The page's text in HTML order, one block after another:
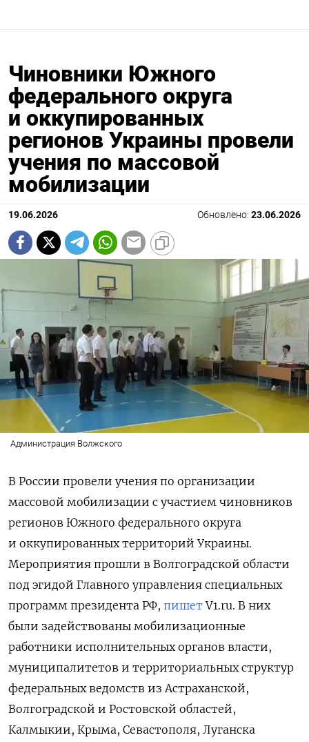
Чиновники Южного
федерального округа
и оккупированных
регионов Украины провели
учения по массовой
мобилизации
19.06.2026 Обновлено: 23.06.2026
Администрация Волжского
В России провели учения по организации
массовой мобилизации с участием чиновников
регионов Южного федерального округа
и оккупированных территорий Украины.
Мероприятия прошли в Волгоградской области
под эгидой Главного управления специальных
программ президента РФ, пишетV1.ru. В них
были задействованы мобилизационные
работники исполнительных органов власти,
муниципалитетов и территориальных структур
федеральных ведомств из Астраханской,
Волгоградской и Ростовской областей,
Калмыкии, Крыма, Севастополя, Луганска